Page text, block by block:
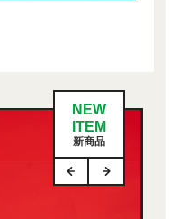
NEW
ITEM
新商品